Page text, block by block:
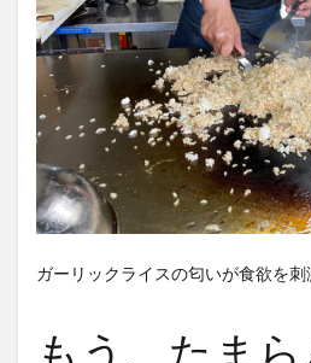
ガーリックライスの匂いが食欲を刺
もう、たま